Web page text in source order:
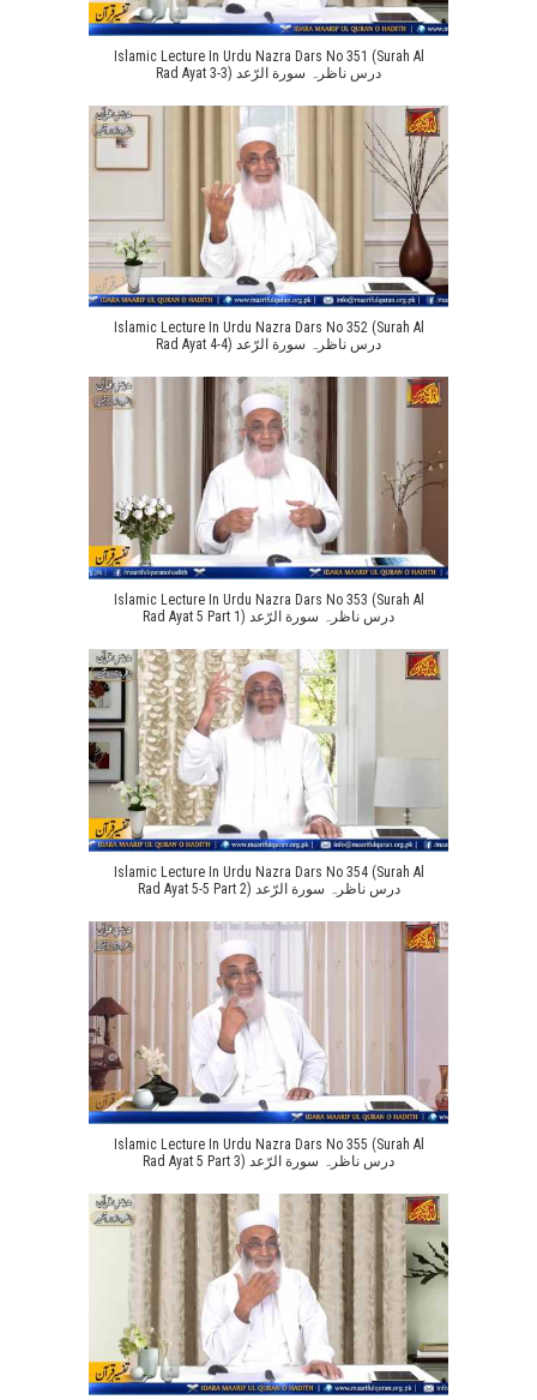
Islamic Lecture In Urdu Nazra Dars No 351 (Surah Al
Rad Ayat 3-3) درس ناظرہ سورة الرّعد
Islamic Lecture In Urdu Nazra Dars No 352 (Surah Al
Rad Ayat 4-4) درس ناظرہ سورة الرّعد
Islamic Lecture In Urdu Nazra Dars No 353 (Surah Al
Rad Ayat 5 Part 1) درس ناظرہ سورة الرّعد
Islamic Lecture In Urdu Nazra Dars No 354 (Surah Al
Rad Ayat 5-5 Part 2) درس ناظرہ سورة الرّعد
Islamic Lecture In Urdu Nazra Dars No 355 (Surah Al
Rad Ayat 5 Part 3) درس ناظرہ سورة الرّعد